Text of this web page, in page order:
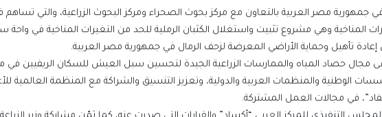
جمهورية مصر العربية بالتعاون مع مركز بحوث الصحراء ومركز البحوث الزراعية، والتي
المناخية وهي مشروع تثبيت واستغلال الكثبان الرملية للحد من التغيرات المناخية في واحة
تأهيل وحماية الأراضي المعرضة لزحف الرمال في جمهورية مصر العربية.
مجال حصاد المياه والممارسات الزراعية الجيدة لتحسين سبل العيش للسكان الريفيين في
الوطنية والمنظمات العربية والدولية، وتعزيز التنسيق والشراكة مع المنظمة العالمية
في مجالات العمل المشتركة.